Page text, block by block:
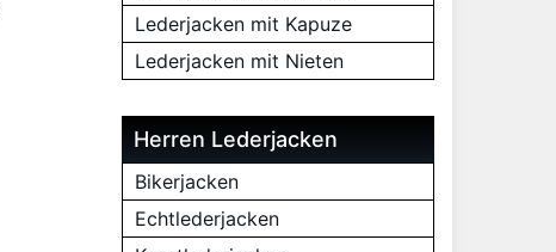
Lederjacken mit Kapuze
Lederjacken mit Nieten
Herren Lederjacken
Bikerjacken
Echtlederjacken